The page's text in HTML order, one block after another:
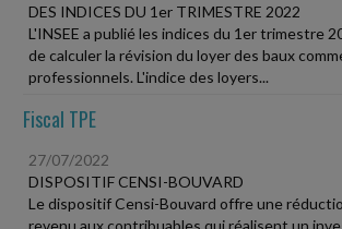
DES INDICES DU 1er TRIMESTRE 2022
L'INSEE a publié les indices du 1er trimestre
de calculer la révision du loyer des baux
professionnels. L'indice des loyers...
Fiscal TPE
27/07/2022
DISPOSITIF CENSI-BOUVARD
Le dispositif Censi-Bouvard offre une
revenu aux contribuables qui réalisent un